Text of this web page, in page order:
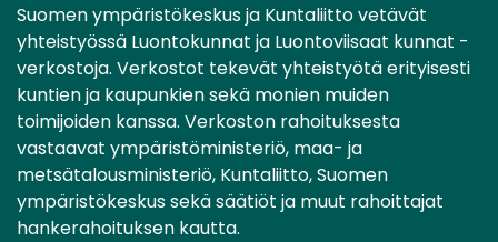
Suomen ympäristökeskus ja Kuntaliitto vetävät
yhteistyössä Luontokunnat ja Luontoviisaat kunnat -
verkostoja. Verkostot tekevät yhteistyötä erityisesti
kuntien ja kaupunkien sekä monien muiden
toimijoiden kanssa. Verkoston rahoituksesta
vastaavat ympäristöministeriö, maa- ja
metsätalousministeriö, Kuntaliitto, Suomen
ympäristökeskus sekä säätiöt ja muut rahoittajat
hankerahoituksen kautta.